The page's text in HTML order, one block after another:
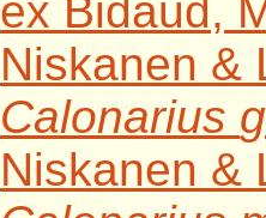
ex Bidaud,
Niskanen &
Calonarius
Niskanen &